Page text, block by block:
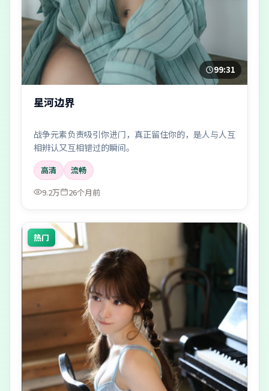
99:31
星河边界
战争元素负责吸引你进门，真正留住你的，是人与人互
相辨认又互相错过的瞬间。
高清
流畅
9.2万
26个月前
热门